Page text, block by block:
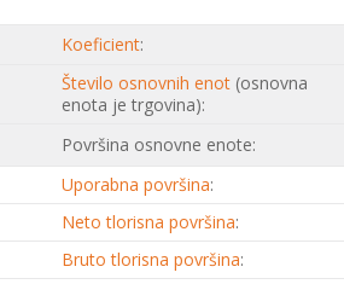
Koeficient:
Število osnovnih enot (osnovna
enota je trgovina):
Površina osnovne enote:
Uporabna površina:
Neto tlorisna površina:
Bruto tlorisna površina: